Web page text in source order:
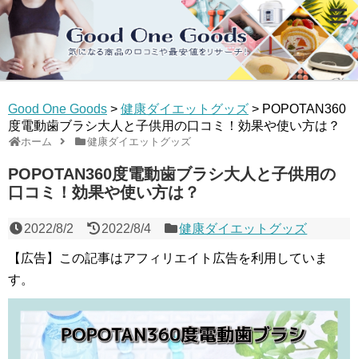
Good One Goods > 健康ダイエットグッズ > POPOTAN360
度電動歯ブラシ大人と子供用の口コミ！効果や使い方は？
ホーム 健康ダイエットグッズ
POPOTAN360度電動歯ブラシ大人と子供用の
口コミ！効果や使い方は？
2022/8/2 2022/8/4 健康ダイエットグッズ
【広告】この記事はアフィリエイト広告を利用していま
す。